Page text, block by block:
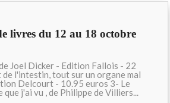
livres du 12 au 18 octobre
Joel Dicker - Edition Fallois - 22
l'intestin, tout sur un organe mal
Delcourt - 10.95 euros 3- Le
que j'ai vu , de Philippe de Villiers...